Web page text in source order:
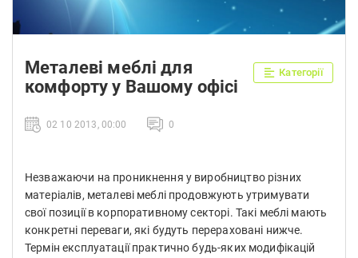
Металеві меблі для
комфорту у Вашому офісі
Категорії
02 10 2013, 00:00 0
Незважаючи на проникнення у виробництво різних
матеріалів, металеві меблі продовжують утримувати
свої позиції в корпоративному секторі. Такі меблі мають
конкретні переваги, які будуть перераховані нижче.
Термін експлуатації практично будь-яких модифікацій